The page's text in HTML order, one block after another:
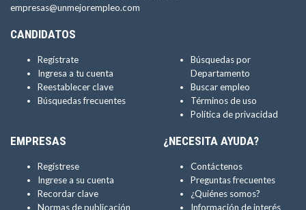
empresas@unmejorempleo.com
CANDIDATOS
Regístrate
Ingresa a tu cuenta
Reestablecer clave
Búsquedas frecuentes
Búsquedas por
Departamento
Buscar empleo
Términos de uso
Política de privacidad
EMPRESAS
Regístrese
Ingrese a su cuenta
Recordar clave
Normas de publicación
¿NECESITA AYUDA?
Contáctenos
Preguntas frecuentes
¿Quiénes somos?
Información de interés